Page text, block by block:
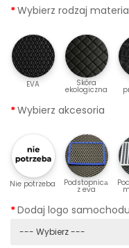
Wybierz rodzaj
EVA Skóra
ekologiczna
Wybierz akcesoria
Nie potrzeba Podstopnicа
z eva
Dodaj logo